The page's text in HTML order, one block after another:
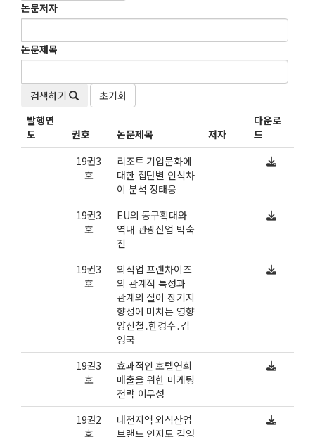
논문저자
논문제목
검색하기
초기화
발행연
도
권호 논문제목 저자
다운로
드
19권3
호
리조트 기업문화에
대한 집단별 인식차
이 분석 정태웅
19권3
호
EU의 동구확대와
역내 관광산업 박숙
진
19권3
호
외식업 프랜차이즈
의 관계적 특성과
관계의 질이 장기지
향성에 미치는 영향
양신철․한경수․김
영국
19권3
호
효과적인 호텔연회
매출을 위한 마케팅
전략 이무성
19권2
호
대전지역 외식산업
브랜드 인지도 김영